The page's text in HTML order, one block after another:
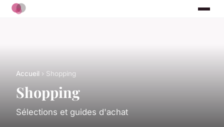
Accueil › Shopping
Shopping
Sélections et guides d'achat